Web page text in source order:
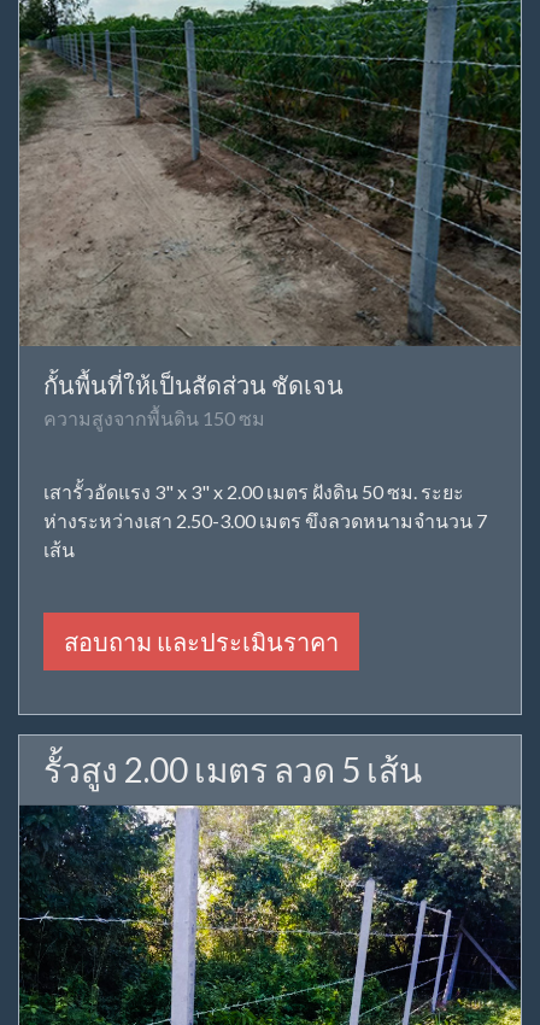
กั้นพื้นที่ให้เป็นสัดส่วน ชัดเจน
ความสูงจากพื้นดิน 150 ซม
เสารั้วอัดแรง 3" x 3" x 2.00 เมตร ฝังดิน 50 ซม. ระยะ
ห่างระหว่างเสา 2.50-3.00 เมตร ขึงลวดหนามจำนวน 7
เส้น
สอบถาม และประเมินราคา
รั้วสูง 2.00 เมตร ลวด 5 เส้น